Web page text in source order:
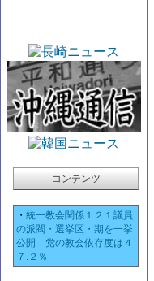
コンテンツ
・ 統一教会関係１２１議員
の派閥・選挙区・期を一挙
公開 党の教会依存度は４
７.２％